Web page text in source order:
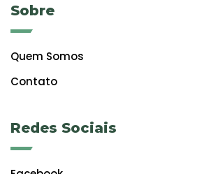
Sobre
Quem Somos
Contato
Redes Sociais